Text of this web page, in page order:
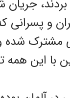
جریان
و پسرانی که
مشترک شده
‌این همه